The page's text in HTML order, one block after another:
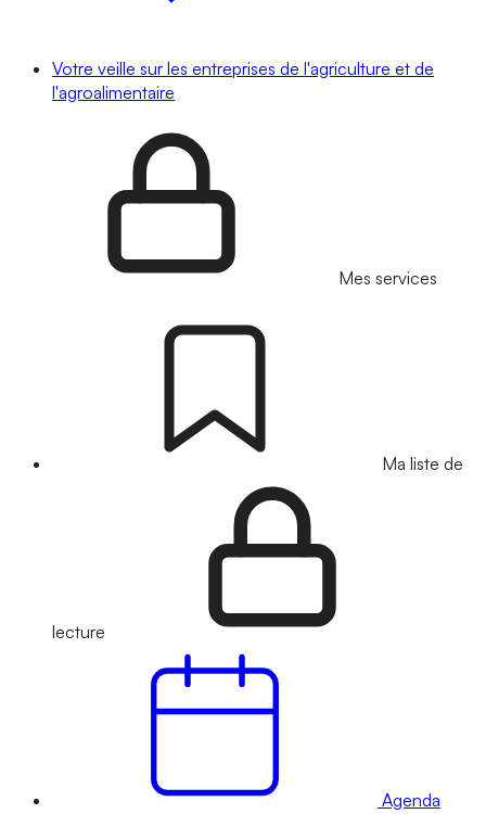
Votre veille sur les entreprises de l'agriculture et de
l'agroalimentaire
Mes services
Ma liste de
lecture
Agenda